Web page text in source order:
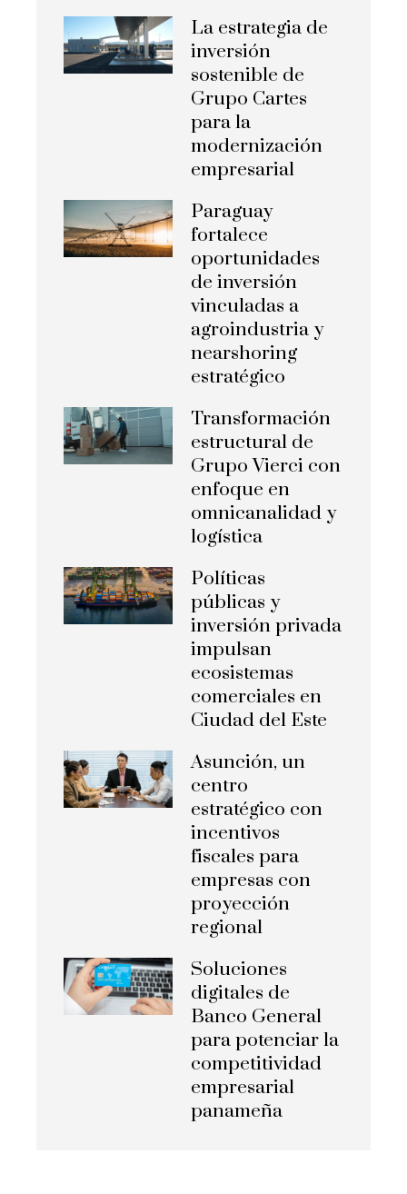
La estrategia de
inversión
sostenible de
Grupo Cartes
para la
modernización
empresarial
Paraguay
fortalece
oportunidades
de inversión
vinculadas a
agroindustria y
nearshoring
estratégico
Transformación
estructural de
Grupo Vierci con
enfoque en
omnicanalidad y
logística
Políticas
públicas y
inversión privada
impulsan
ecosistemas
comerciales en
Ciudad del Este
Asunción, un
centro
estratégico con
incentivos
fiscales para
empresas con
proyección
regional
Soluciones
digitales de
Banco General
para potenciar la
competitividad
empresarial
panameña